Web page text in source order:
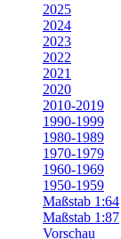
2025
2024
2023
2022
2021
2020
2010-2019
1990-1999
1980-1989
1970-1979
1960-1969
1950-1959
Maßstab 1:64
Maßstab 1:87
Vorschau